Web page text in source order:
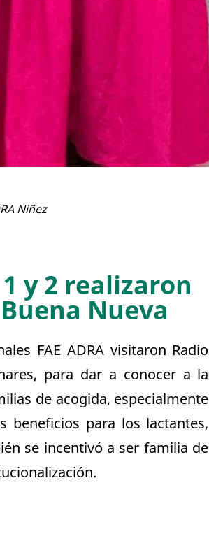
Niñez
y 2 realizaron
Nueva
FAE ADRA visitaron Radio
para dar a conocer a la
de acogida, especialmente
beneficios para los lactantes,
se incentivó a ser familia de